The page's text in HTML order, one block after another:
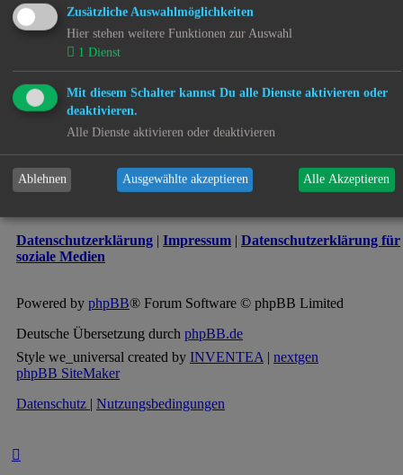
Alle Zeiten sind
UTC+02:00
Cookie-Einstellungen
Sitemap
Impressum
Alle Cookies löschen
Alle Zeiten sind
Cookie-Einstellungen
Copyright © 2017 - 2026 kjh-mov(e) All rights reserved - 9 Years
active.
Datenschutzerklärung | Impressum | Datenschutzerklärung für
soziale Medien
Powered by phpBB® Forum Software © phpBB Limited
Deutsche Übersetzung durch phpBB.de
Style we_universal created by INVENTEA | nextgen
phpBB SiteMaker
Datenschutz | Nutzungsbedingungen
Zusätzliche Auswahlmöglichkeiten
Hier stehen weitere Funktionen zur Auswahl
1 Dienst
Mit diesem Schalter kannst Du alle Dienste aktivieren oder
deaktivieren.
Alle Dienste aktivieren oder deaktivieren
Ablehnen Ausgewählte akzeptieren Alle Akzeptieren